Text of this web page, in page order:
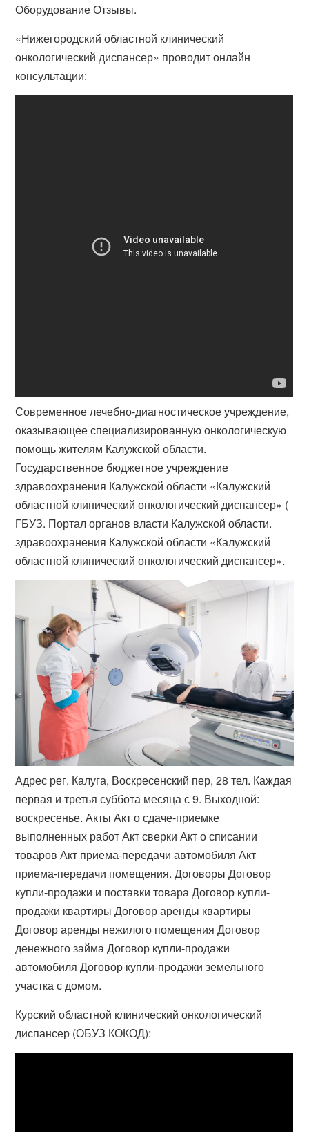
Оборудование Отзывы.
«Нижегородский областной клинический
онкологический диспансер» проводит онлайн
консультации:
Современное лечебно-диагностическое учреждение,
оказывающее специализированную онкологическую
помощь жителям Калужской области.
Государственное бюджетное учреждение
здравоохранения Калужской области «Калужский
областной клинический онкологический диспансер» (​
ГБУЗ. Портал органов власти Калужской области.
здравоохранения Калужской области «Калужский
областной клинический онкологический диспансер».
Адрес рег. Калуга, Воскресенский пер, 28 тел. Каждая
первая и третья суббота месяца с 9. Выходной:
воскресенье. Акты Акт о сдаче-приемке
выполненных работ Акт сверки Акт о списании
товаров Акт приема-передачи автомобиля Акт
приема-передачи помещения. Договоры Договор
купли-продажи и поставки товара Договор купли-
продажи квартиры Договор аренды квартиры
Договор аренды нежилого помещения Договор
денежного займа Договор купли-продажи
автомобиля Договор купли-продажи земельного
участка с домом.
Курский областной клинический онкологический
диспансер (ОБУЗ КОКОД):